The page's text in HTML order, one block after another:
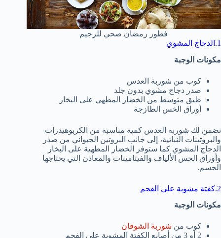
فطور رمضان صحي للرجيم
1.الدجاج المشوي
مكونات الوجبة
كوب من شوربة العدس
صدر دجاج مشوي بدون جلد
طبق متوسط من الخضار المطهي على البخار
أوراق الخس الطازجة
تضمن لك شوربة العدس كمية مناسبة من الكربوهيدرات
والبروتينات النباتية، إلى جانب البروتين الحيواني من صدر
الدجاج المشوي كما ستوفر الخضار المطهية على البخار
وأوراق الخس الألياف والفيتامينات والمعادن التي يحتاجها
الجسم.
2.كفتة مشوية على الفحم
مكونات الوجبة
كوب من شوربة الشوفان
2 أو 3 من أصابع الكفتة المشوية على الفحم